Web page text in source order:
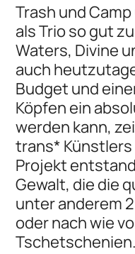
Trash und
als Trio so gut
Waters, Divine
auch
Budget und
Köpfen ein
werden kann,
trans* Künstlers
Projekt
Gewalt, die die
unter anderem
oder nach wie
Tschetschenien.